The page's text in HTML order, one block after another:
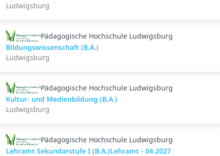
Ludwigsburg
Pädagogische Hochschule Ludwigsburg
Bildungswissenschaft (B.A.)
Ludwigsburg
Pädagogische Hochschule Ludwigsburg
Kultur- und Medienbildung (B.A.)
Ludwigsburg
Pädagogische Hochschule Ludwigsburg
Lehramt Sekundarstufe I (B.A.)Lehramt - 04.2027